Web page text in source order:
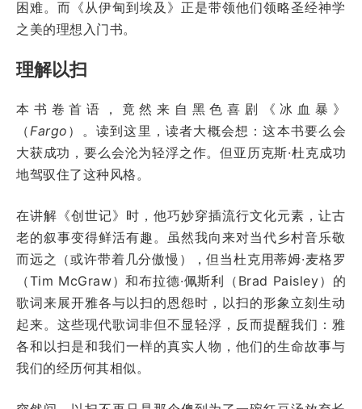
困难。而《从伊甸到埃及》正是带领他们领略圣经神学
之美的理想入门书。
理解以扫
本书卷首语，竟然来自黑色喜剧《冰血暴》
（ Fargo ）。读到这里，读者大概会想：这本书要么会
大获成功，要么会沦为轻浮之作。但亚历克斯·杜克成功
地驾驭住了这种风格。
在讲解《创世记》时，他巧妙穿插流行文化元素，让古
老的叙事变得鲜活有趣。虽然我向来对当代乡村音乐敬
而远之（或许带着几分傲慢），但当杜克用蒂姆·麦格罗
（Tim McGraw）和布拉德·佩斯利（Brad Paisley）的
歌词来展开雅各与以扫的恩怨时，以扫的形象立刻生动
起来。这些现代歌词非但不显轻浮，反而提醒我们：雅
各和以扫是和我们一样的真实人物，他们的生命故事与
我们的经历何其相似。